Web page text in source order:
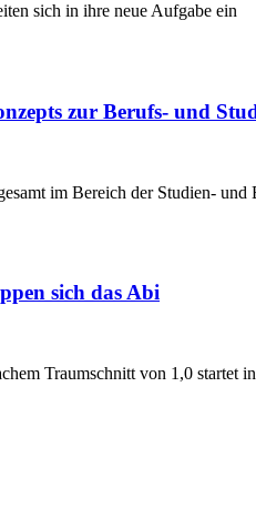
sich in ihre neue Aufgabe ein
zur Berufs- und
im Bereich der Studien-
sich das Abi
Traumschnitt von 1,0 startet